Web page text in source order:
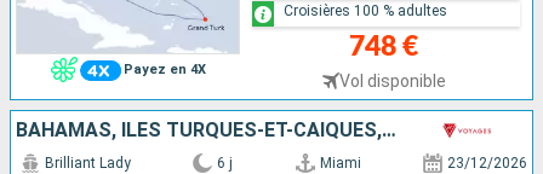
Payez en 4X
748 €
Vol disponible
Croisières 100 % adultes
BAHAMAS, ÎLES TURQUES-ET-CAÏQUES, ÉTATS-UNIS
Brilliant Lady 6 j Miami 23/12/2026